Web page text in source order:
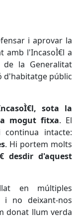
i aprovar la
amb l'IncasoÌ€l a
la Generalitat
d'habitatge públic
sota la
mogut fitxa. El
intacte:
. Hi portem molts
desdir d'aquest
en múltiples
i no deixant-nos
donat llum verda